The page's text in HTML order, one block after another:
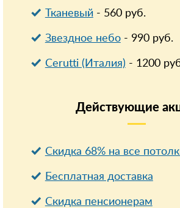
Тканевый- 560руб.
Звездное небо- 990руб.
Cerutti (Италия) - 1200
Действующие
Скидка 68% на все
Бесплатная доставка
Cкидка пенсионерам